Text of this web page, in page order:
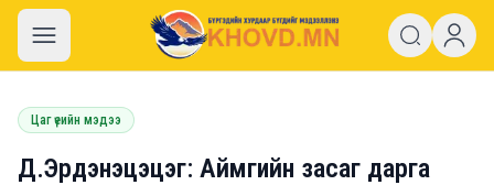
khovd.mn
Цаг үеийн мэдээ
Д.Эрдэнэцэцэг: Аймгийн засаг дарга